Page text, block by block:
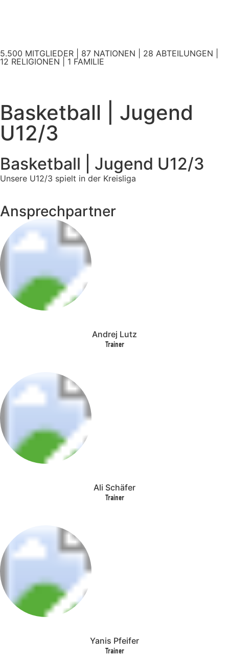
5.500 MITGLIEDER | 87 NATIONEN | 28 ABTEILUNGEN |
12 RELIGIONEN | 1 FAMILIE
Basketball | Jugend
U12/3
Basketball | Jugend U12/3
Unsere U12/3 spielt in der Kreisliga
Ansprechpartner
Andrej Lutz
Trainer
Ali Schäfer
Trainer
Yanis Pfeifer
Trainer